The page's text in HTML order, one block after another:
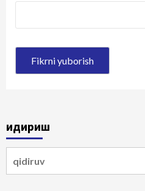
Қидириш